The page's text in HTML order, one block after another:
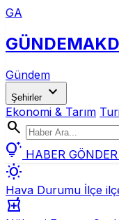
GA
GÜNDEM
Gündem
Şehirler expand_more
Ekonomi & Tarım
search
tips_and_updates HABER GÖNDER
wb_sunny
Hava Durumu İlçe
local_pharmacy